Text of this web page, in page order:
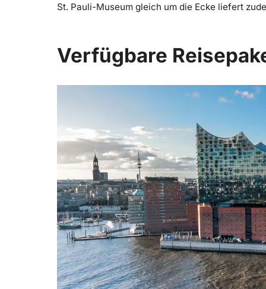
St. Pauli-Museum gleich um die Ecke liefert
Verfügbare